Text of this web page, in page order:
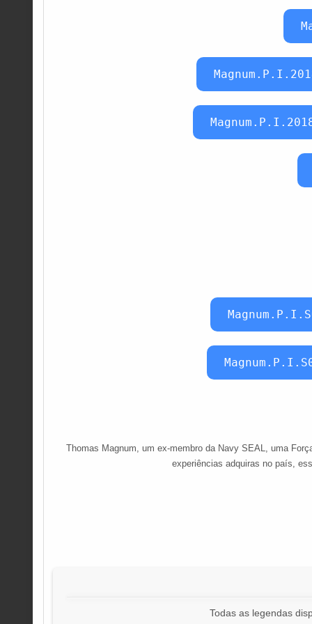
Thomas Magnum, um ex-membro da Navy SEAL, uma
experiências adquiras no país,
Todas as legendas